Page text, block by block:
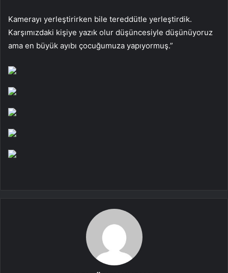
Kamerayı yerleştirirken bile tereddütle yerleştirdik.
Karşımızdaki kişiye yazık olur düşüncesiyle düşünüyoruz
ama en büyük ayıbı çocuğumuza yapıyormuş.”